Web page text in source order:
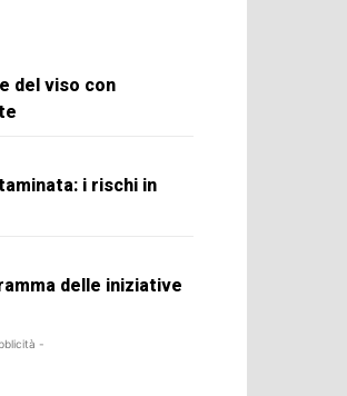
del viso con
i rischi in
delle iniziative
-